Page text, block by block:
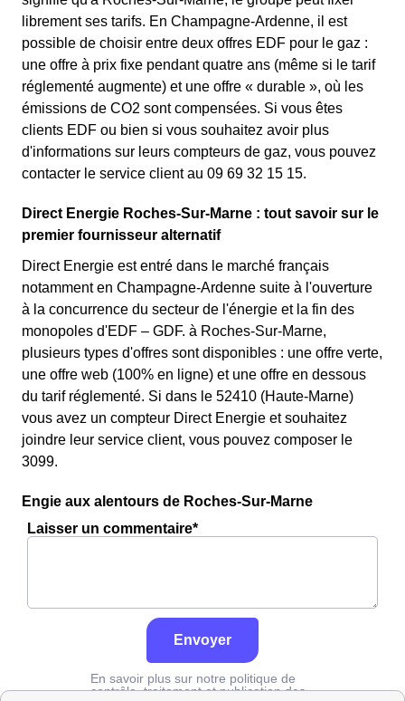
librement ses tarifs. En Champagne-Ardenne, il est
possible de choisir entre deux offres EDF pour le gaz :
une offre à prix fixe pendant quatre ans (même si le tarif
réglementé augmente) et une offre « durable », où les
émissions de CO2 sont compensées. Si vous êtes
clients EDF ou bien si vous souhaitez avoir plus
d'informations sur leurs compteurs de gaz, vous pouvez
contacter le service client au 09 69 32 15 15.
Direct Energie Roches-Sur-Marne : tout savoir sur le
premier fournisseur alternatif
Direct Energie est entré dans le marché français
notamment en Champagne-Ardenne suite à l'ouverture
à la concurrence du secteur de l'énergie et la fin des
monopoles d'EDF – GDF. à Roches-Sur-Marne,
plusieurs types d'offres sont disponibles : une offre verte,
une offre web (100% en ligne) et une offre en dessous
du tarif réglementé. Si dans le 52410 (Haute-Marne)
vous avez un compteur Direct Energie et souhaitez
joindre leur service client, vous pouvez composer le
3099.
Engie aux alentours de Roches-Sur-Marne
Laisser un commentaire*
Envoyer
En savoir plus sur notre politique de
contrôle, traitement et publication des